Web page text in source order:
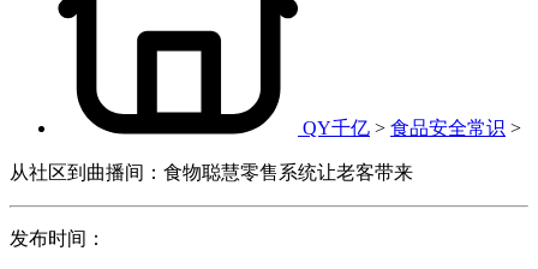
QY千亿 > 食品安全常识 >
从社区到曲播间：食物聪慧零售系统让老客带来
发布时间：